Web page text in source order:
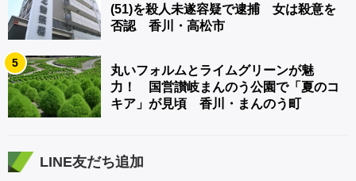
(51)を殺人未遂容疑で逮捕 女は殺意を
否認 香川・高松市
5
丸いフォルムとライムグリーンが魅
力！ 国営讃岐まんのう公園で「夏のコ
キア」が見頃 香川・まんのう町
LINE友だち追加